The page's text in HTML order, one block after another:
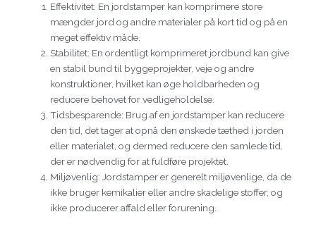
Effektivitet: En jordstamper kan komprimere store
mængder jord og andre materialer på kort tid og på en
meget effektiv måde.
Stabilitet: En ordentligt komprimeret jordbund kan give
en stabil bund til byggeprojekter, veje og andre
konstruktioner, hvilket kan øge holdbarheden og
reducere behovet for vedligeholdelse.
Tidsbesparende: Brug af en jordstamper kan reducere
den tid, det tager at opnå den ønskede tæthed i jorden
eller materialet, og dermed reducere den samlede tid,
der er nødvendig for at fuldføre projektet.
Miljøvenlig: Jordstamper er generelt miljøvenlige, da de
ikke bruger kemikalier eller andre skadelige stoffer, og
ikke producerer affald eller forurening.